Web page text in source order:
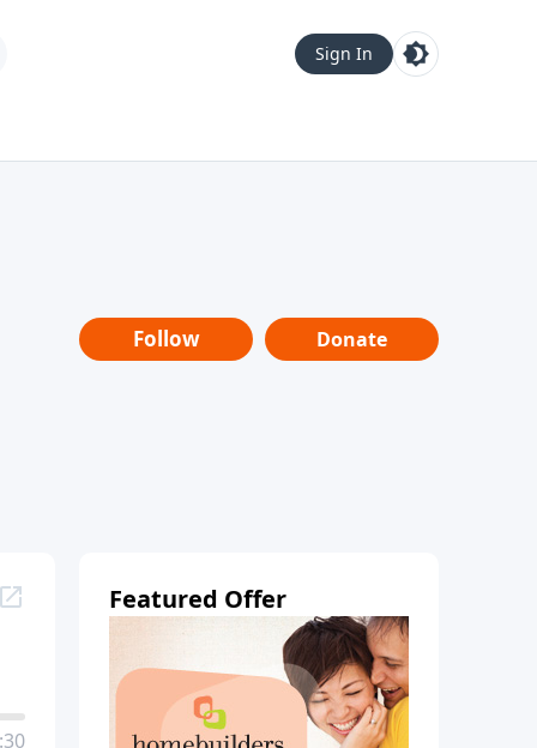
Sign In
Follow Donate
Featured Offer